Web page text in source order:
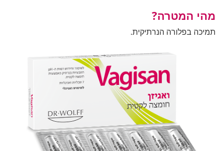
מהי המטרה?
תמיכה בפלורה הנרתיקית.